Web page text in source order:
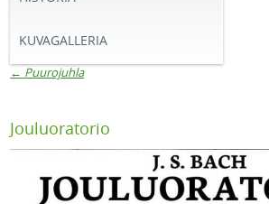
KUVAGALLERIA
← Puurojuhla
Jouluoratorio